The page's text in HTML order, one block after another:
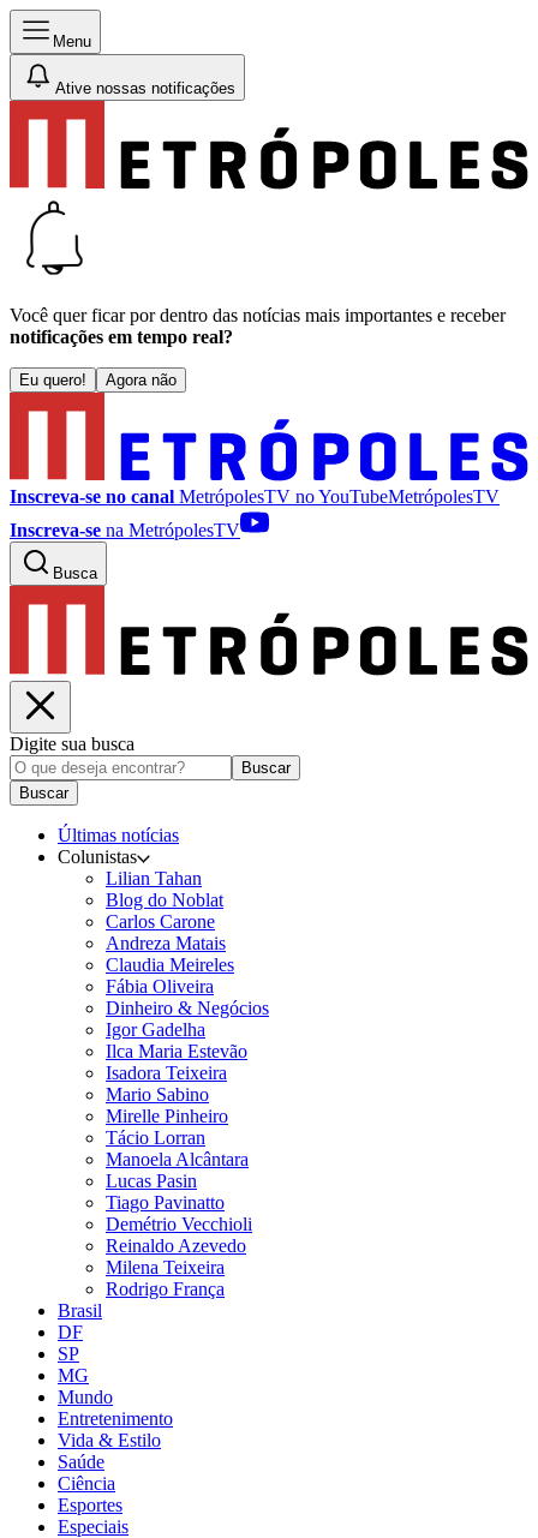
Menu
Ative nossas notificações
Você quer ficar por dentro das notícias mais importantes e receber
notificações em tempo real?
Eu quero! Agora não
Inscreva-se no canal MetrópolesTV noYouTubeMetrópolesTV
Inscreva-se na MetrópolesTV
Busca
Digite sua busca
Buscar
Buscar
Últimas notícias
Colunistas
Lilian Tahan
Blog do Noblat
Carlos Carone
Andreza Matais
Claudia Meireles
Fábia Oliveira
Dinheiro & Negócios
Igor Gadelha
Ilca Maria Estevão
Isadora Teixeira
Mario Sabino
Mirelle Pinheiro
Tácio Lorran
Manoela Alcântara
Lucas Pasin
Tiago Pavinatto
Demétrio Vecchioli
Reinaldo Azevedo
Milena Teixeira
Rodrigo França
Brasil
DF
SP
MG
Mundo
Entretenimento
Vida & Estilo
Saúde
Ciência
Esportes
Especiais